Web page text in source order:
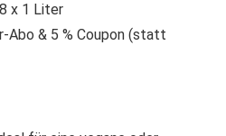
8 x 1 Liter
Abo & 5 % Coupon (statt